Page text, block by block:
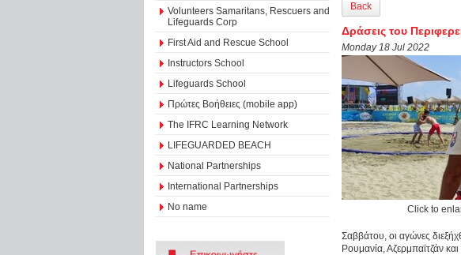
Volunteers Samaritans, Rescuers and
Lifeguards Corp
First Aid and Rescue School
Instructors School
Lifeguards School
Πρώτες Βοήθειες (mobile app)
The IFRC Learning Network
LIFEGUARDED BEACH
National Partnerships
International Partnerships
No name
Back
Δράσεις του
Monday 18 Jul 2022
Click to
Σαββάτου, οι αγώνες
Ρουμανία, Αζερμπαϊτζάν